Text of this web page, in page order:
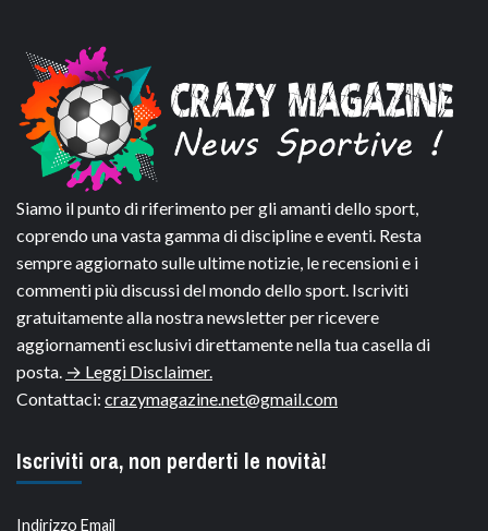
Siamo il punto di riferimento per gli amanti dello sport,
coprendo una vasta gamma di discipline e eventi. Resta
sempre aggiornato sulle ultime notizie, le recensioni e i
commenti più discussi del mondo dello sport. Iscriviti
gratuitamente alla nostra newsletter per ricevere
aggiornamenti esclusivi direttamente nella tua casella di
posta. → Leggi Disclaimer.
Contattaci: crazymagazine.net@gmail.com
Iscriviti ora, non perderti le novità!
Indirizzo Email